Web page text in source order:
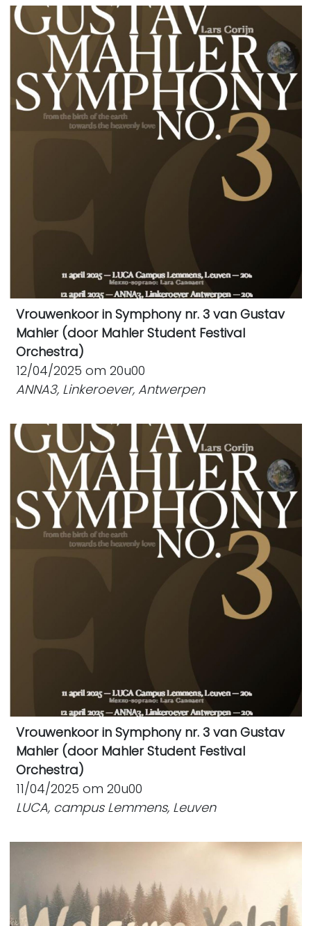
Vrouwenkoor in Symphony nr. 3 van Gustav
Mahler (door Mahler Student Festival
Orchestra)
12/04/2025 om 20u00
ANNA3, Linkeroever, Antwerpen
Vrouwenkoor in Symphony nr. 3 van Gustav
Mahler (door Mahler Student Festival
Orchestra)
11/04/2025 om 20u00
LUCA, campus Lemmens, Leuven